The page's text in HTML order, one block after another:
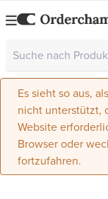
Es sieht so aus,
nicht unterstützt,
Website
Browser oder
fortzufahren.